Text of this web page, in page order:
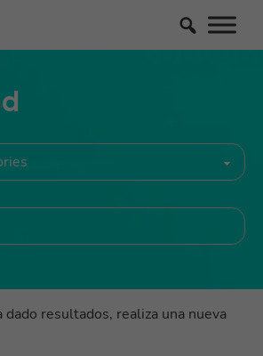
dado resultados, realiza una nueva